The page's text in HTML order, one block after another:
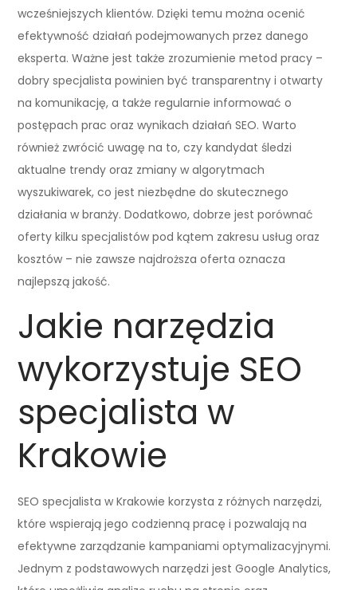
wcześniejszych klientów. Dzięki temu można ocenić
efektywność działań podejmowanych przez danego
eksperta. Ważne jest także zrozumienie metod pracy –
dobry specjalista powinien być transparentny i otwarty
na komunikację, a także regularnie informować o
postępach prac oraz wynikach działań SEO. Warto
również zwrócić uwagę na to, czy kandydat śledzi
aktualne trendy oraz zmiany w algorytmach
wyszukiwarek, co jest niezbędne do skutecznego
działania w branży. Dodatkowo, dobrze jest porównać
oferty kilku specjalistów pod kątem zakresu usług oraz
kosztów – nie zawsze najdroższa oferta oznacza
najlepszą jakość.
Jakie narzędzia
wykorzystuje SEO
specjalista w
Krakowie
SEO specjalista w Krakowie korzysta z różnych narzędzi,
które wspierają jego codzienną pracę i pozwalają na
efektywne zarządzanie kampaniami optymalizacyjnymi.
Jednym z podstawowych narzędzi jest Google Analytics,